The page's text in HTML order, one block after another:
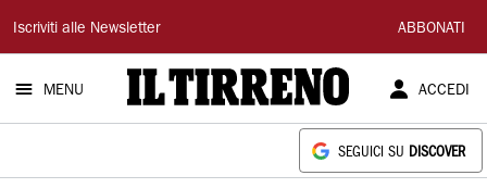
Il
Tirreno
Iscriviti alle Newsletter ABBONATI
MENU ACCEDI
SEGUICI SU DISCOVER